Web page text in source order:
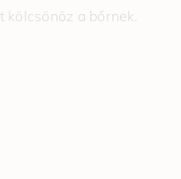
a bőrnek.